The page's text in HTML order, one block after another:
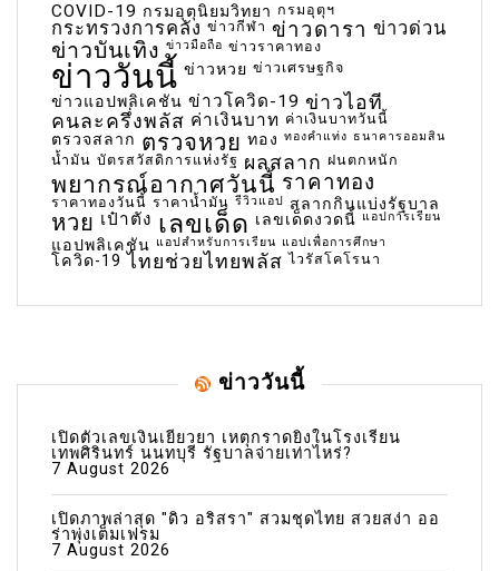
COVID-19 กรมอุตุนิยมวิทยา กรมอุตุฯ
กระทรวงการคลัง ข่าวกีฬา ข่าวดารา ข่าวด่วน
ข่าวบันเทิง ข่าวมือถือ ข่าวราคาทอง
ข่าววันนี้ ข่าวหวย ข่าวเศรษฐกิจ
ข่าวแอปพลิเคชัน ข่าวโควิด-19 ข่าวไอที
คนละครึ่งพลัส ค่าเงินบาท ค่าเงินบาทวันนี้
ตรวจสลาก ตรวจหวย ทอง ทองคำแท่ง ธนาคารออมสิน
น้ำมัน บัตรสวัสดิการแห่งรัฐ ผลสลาก ฝนตกหนัก
พยากรณ์อากาศวันนี้ ราคาทอง
ราคาทองวันนี้ ราคาน้ำมัน รีวิวแอป สลากกินแบ่งรัฐบาล
หวย เป๋าตัง เลขเด็ด เลขเด็ดงวดนี้ แอปการเรียน
แอปพลิเคชัน แอปสำหรับการเรียน แอปเพื่อการศึกษา
โควิด-19 ไทยช่วยไทยพลัส ไวรัสโคโรนา
ข่าววันนี้
เปิดตัวเลขเงินเยียวยา เหตุกราดยิงในโรงเรียน
เทพศิรินทร์ นนทบุรี รัฐบาลจ่ายเท่าไหร่?
7 August 2026
เปิดภาพล่าสุด "ดิว อริสรา" สวมชุดไทย สวยสง่า ออ
ร่าพุ่งเต็มเฟรม
7 August 2026